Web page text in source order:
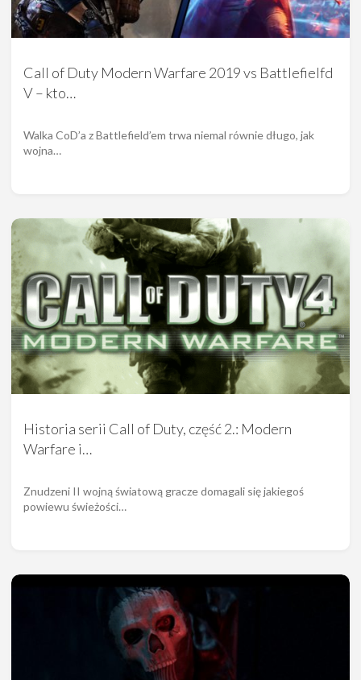
Call of Duty Modern Warfare 2019 vs Battlefielfd
V – kto…
Walka CoD’a z Battlefield’em trwa niemal równie długo, jak
wojna…
Historia serii Call of Duty, część 2.: Modern
Warfare i…
Znudzeni II wojną światową gracze domagali się jakiegoś
powiewu świeżości…